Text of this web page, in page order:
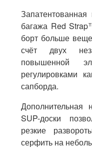
багажа Red
борт больше
счёт двух
повышенной
регулировками
сапборда.
Дополнительная
SUP-доски
резкие
серфить на